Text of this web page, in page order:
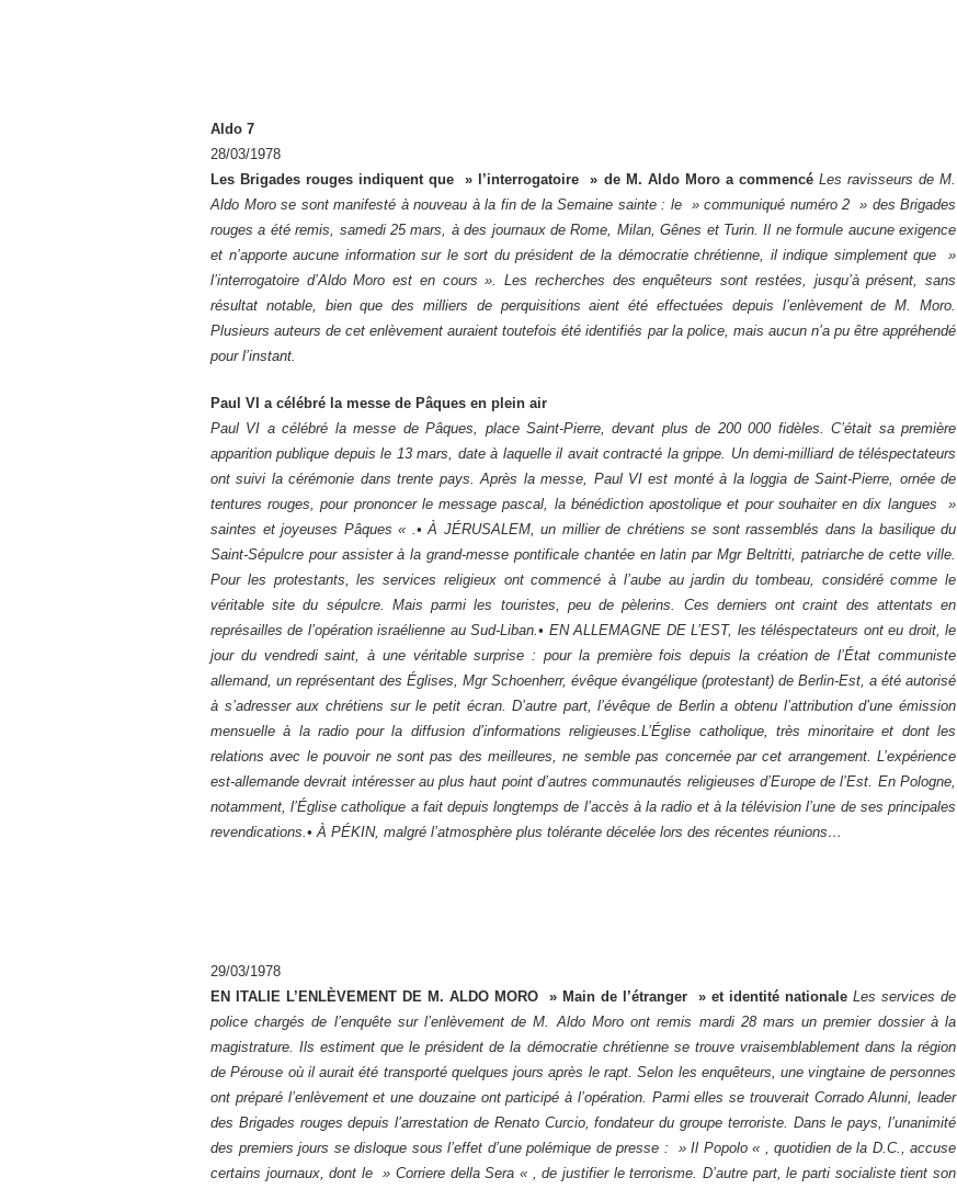
Aldo 7
28/03/1978
Les Brigades rouges indiquent que » l’interrogatoire » de M. Aldo Moro a commencé Les ravisseurs de M.
Aldo Moro se sont manifesté à nouveau à la fin de la Semaine sainte : le » communiqué numéro 2 » des Brigades
rouges a été remis, samedi 25 mars, à des journaux de Rome, Milan, Gênes et Turin. Il ne formule aucune exigence
et n’apporte aucune information sur le sort du président de la démocratie chrétienne, il indique simplement que »
l’interrogatoire d’Aldo Moro est en cours ». Les recherches des enquêteurs sont restées, jusqu’à présent, sans
résultat notable, bien que des milliers de perquisitions aient été effectuées depuis l’enlèvement de M. Moro.
Plusieurs auteurs de cet enlèvement auraient toutefois été identifiés par la police, mais aucun n’a pu être appréhendé
pour l’instant.
Paul VI a célébré la messe de Pâques en plein air
Paul VI a célébré la messe de Pâques, place Saint-Pierre, devant plus de 200 000 fidèles. C’était sa première
apparition publique depuis le 13 mars, date à laquelle il avait contracté la grippe. Un demi-milliard de téléspectateurs
ont suivi la cérémonie dans trente pays. Après la messe, Paul VI est monté à la loggia de Saint-Pierre, ornée de
tentures rouges, pour prononcer le message pascal, la bénédiction apostolique et pour souhaiter en dix langues »
saintes et joyeuses Pâques « .• À JÉRUSALEM, un millier de chrétiens se sont rassemblés dans la basilique du
Saint-Sépulcre pour assister à la grand-messe pontificale chantée en latin par Mgr Beltritti, patriarche de cette ville.
Pour les protestants, les services religieux ont commencé à l’aube au jardin du tombeau, considéré comme le
véritable site du sépulcre. Mais parmi les touristes, peu de pèlerins. Ces derniers ont craint des attentats en
représailles de l’opération israélienne au Sud-Liban.• EN ALLEMAGNE DE L’EST, les téléspectateurs ont eu droit, le
jour du vendredi saint, à une véritable surprise : pour la première fois depuis la création de l’État communiste
allemand, un représentant des Églises, Mgr Schoenherr, évêque évangélique (protestant) de Berlin-Est, a été autorisé
à s’adresser aux chrétiens sur le petit écran. D’autre part, l’évêque de Berlin a obtenu l’attribution d’une émission
mensuelle à la radio pour la diffusion d’informations religieuses.L’Église catholique, très minoritaire et dont les
relations avec le pouvoir ne sont pas des meilleures, ne semble pas concernée par cet arrangement. L’expérience
est-allemande devrait intéresser au plus haut point d’autres communautés religieuses d’Europe de l’Est. En Pologne,
notamment, l’Église catholique a fait depuis longtemps de l’accès à la radio et à la télévision l’une de ses principales
revendications.• À PÉKIN, malgré l’atmosphère plus tolérante décelée lors des récentes réunions…
29/03/1978
EN ITALIE L’ENLÈVEMENT DE M. ALDO MORO » Main de l’étranger » et identité nationale Les services de
police chargés de l’enquête sur l’enlèvement de M. Aldo Moro ont remis mardi 28 mars un premier dossier à la
magistrature. Ils estiment que le président de la démocratie chrétienne se trouve vraisemblablement dans la région
de Pérouse où il aurait été transporté quelques jours après le rapt. Selon les enquêteurs, une vingtaine de personnes
ont préparé l’enlèvement et une douzaine ont participé à l’opération. Parmi elles se trouverait Corrado Alunni, leader
des Brigades rouges depuis l’arrestation de Renato Curcio, fondateur du groupe terroriste. Dans le pays, l’unanimité
des premiers jours se disloque sous l’effet d’une polémique de presse : » Il Popolo « , quotidien de la D.C., accuse
certains journaux, dont le » Corriere della Sera « , de justifier le terrorisme. D’autre part, le parti socialiste tient son